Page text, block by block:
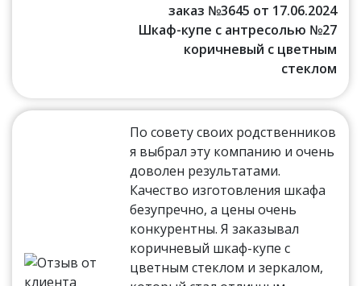
заказ №3645 от 17.06.2024
Шкаф-купе с антресолью №27
коричневый с цветным
стеклом
По совету своих родственников
я выбрал эту компанию и очень
доволен результатами.
Качество изготовления шкафа
безупречно, а цены очень
конкурентны. Я заказывал
коричневый шкаф-купе с
цветным стеклом и зеркалом,